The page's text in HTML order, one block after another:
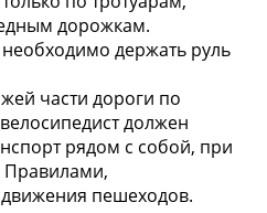
дорожкам.
держать руль
части дороги по
должен
рядом с собой, при
Правилами,
пешеходов.